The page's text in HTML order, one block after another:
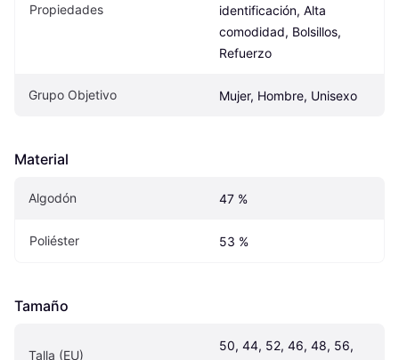
Propiedades
identificación, Alta
comodidad, Bolsillos,
Refuerzo
Grupo Objetivo Mujer, Hombre, Unisexo
Material
Algodón 47 %
Poliéster 53 %
Tamaño
Talla (EU)
50, 44, 52, 46, 48, 56,